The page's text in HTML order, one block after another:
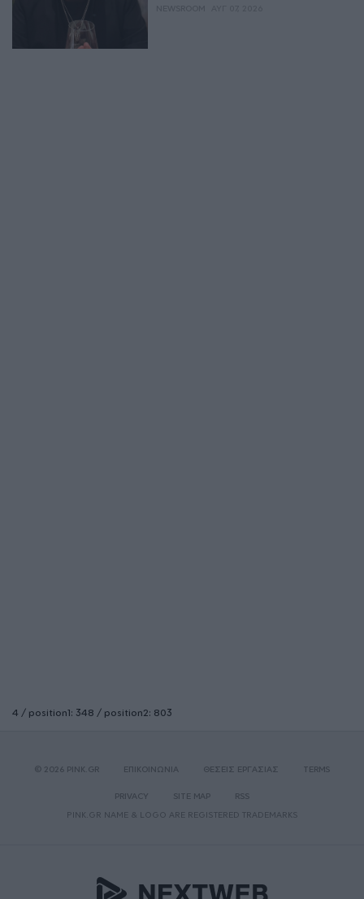
4 / position1: 348 / position2: 803
© 2026 PINK.GR ΕΠΙΚΟΙΝΩΝΙΑ ΘΕΣΕΙΣ ΕΡΓΑΣΙΑΣ TERMS
PRIVACY SITE MAP
RSS
PINK.GR NAME & LOGO ARE REGISTERED TRADEMARKS